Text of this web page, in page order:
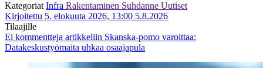
Kategoriat Infra Rakentaminen Suhdanne Uutiset
Kirjoitettu 5. elokuuta 2026, 13:00 5.8.2026
Tilaajille
Ei kommentteja artikkeliin Skanska-pomo varoittaa:
Datakeskustyömaita uhkaa osaajapula